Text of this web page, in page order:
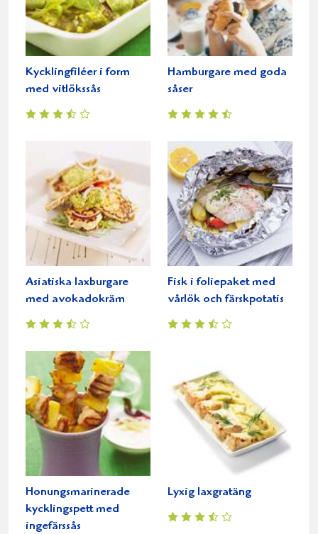
Kycklingfiléer i form
med vitlökssås
Hamburgare med goda
såser
Asiatiska laxburgare
med avokadokräm
Fisk i foliepaket med
vårlök och färskpotatis
Honungsmarinerade
kycklingspett med
ingefärssås
Lyxig laxgratäng